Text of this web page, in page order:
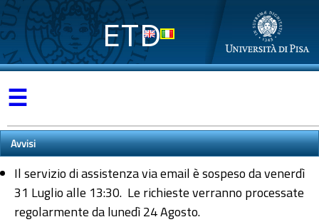
ETD
☰
Avvisi
Il servizio di assistenza via email è sospeso da venerdì
31 Luglio alle 13:30. Le richieste verranno processate
regolarmente da lunedì 24 Agosto.